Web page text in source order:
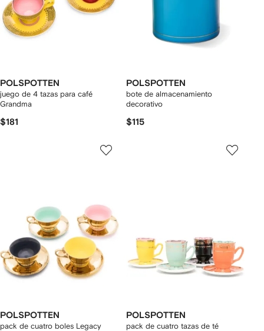
POLSPOTTEN
juego de 4 tazas para café
Grandma
$181
POLSPOTTEN
bote de almacenamiento
decorativo
$115
POLSPOTTEN
pack de cuatro boles Legacy
POLSPOTTEN
pack de cuatro tazas de té